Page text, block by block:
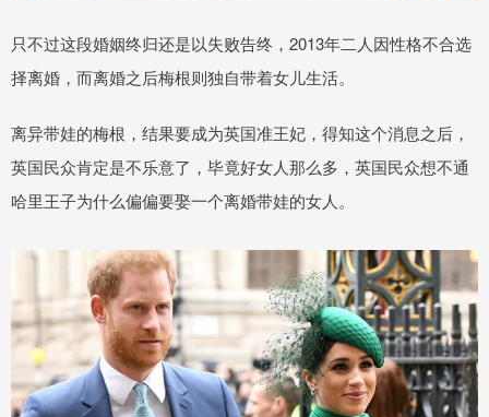
只不过这段婚姻终归还是以失败告终，2013年二人因性格不合选
择离婚，而离婚之后梅根则独自带着女儿生活。
离异带娃的梅根，结果要成为英国准王妃，得知这个消息之后，
英国民众肯定是不乐意了，毕竟好女人那么多，英国民众想不通
哈里王子为什么偏偏要娶一个离婚带娃的女人。